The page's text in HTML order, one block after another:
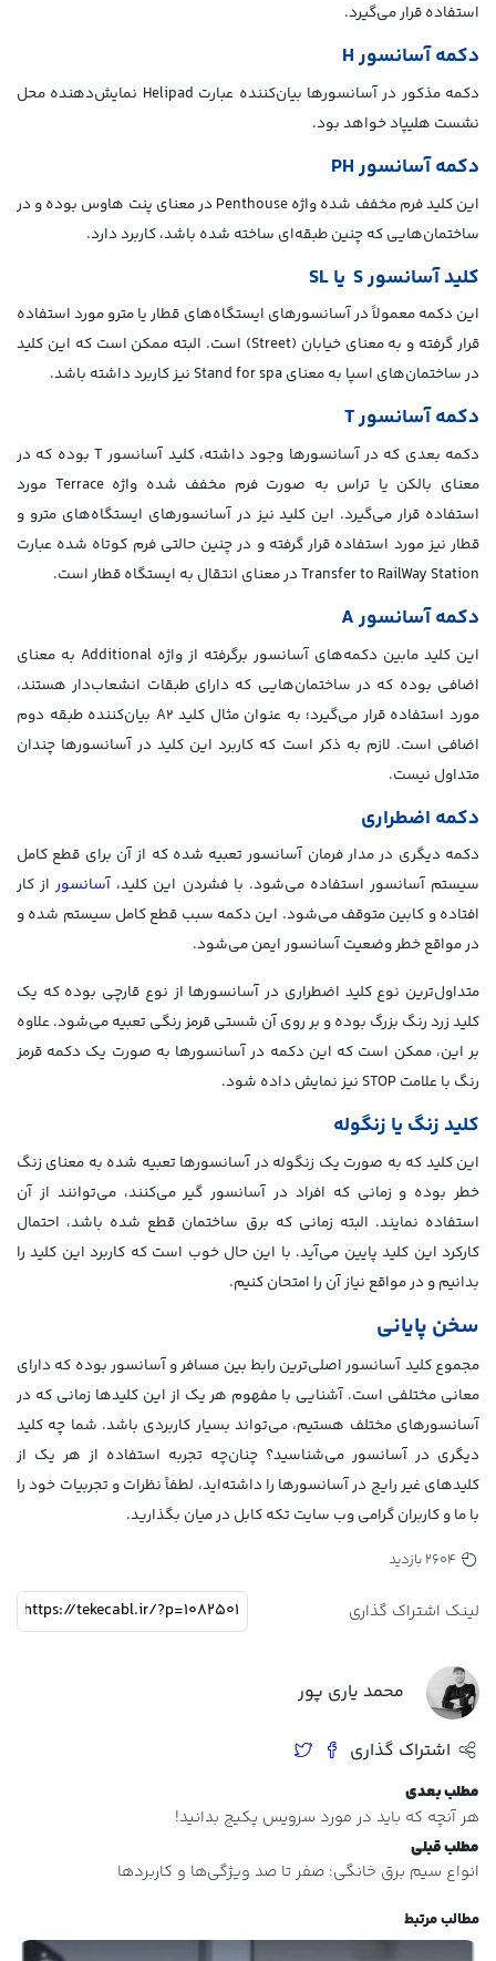
استفاده قرار می‌گیرد.
دکمه آسانسور H
دکمه مذکور در آسانسورها بیان‌کننده عبارت Helipad نمایش‌دهنده محل
نشست هلیپاد خواهد بود.
دکمه آسانسور PH
این کلید فرم مخفف شده واژه Penthouse در معنای پنت هاوس بوده و در
ساختمان‌هایی که چنین طبقه‌ای ساخته شده باشد، کاربرد دارد.
کلید آسانسور S یا SL
این دکمه معمولاً در آسانسورهای ایستگاه‌های قطار یا مترو مورد استفاده
قرار گرفته و به معنای خیابان (Street) است. البته ممکن است که این کلید
در ساختمان‌های اسپا به معنای Stand for spa نیز کاربرد داشته باشد.
دکمه آسانسور T
دکمه بعدی که در آسانسورها وجود داشته، کلید آسانسور T بوده که در
معنای بالکن یا تراس به صورت فرم مخفف شده واژه Terrace مورد
استفاده قرار می‌گیرد. این کلید نیز در آسانسورهای ایستگاه‌های مترو و
قطار نیز مورد استفاده قرار گرفته و در چنین حالتی فرم کوتاه‌ شده عبارت
Transfer to RailWay Station در معنای انتقال به ایستگاه قطار است.
دکمه آسانسور A
این کلید مابین دکمه‌های آسانسور برگرفته از واژه Additional به معنای
اضافی بوده که در ساختمان‌هایی که دارای طبقات انشعاب‌دار هستند،
مورد استفاده قرار می‌گیرد؛ به عنوان مثال کلید A2 بیان‌کننده طبقه دوم
اضافی است. لازم به ذکر است که کاربرد این کلید در آسانسورها چندان
متداول نیست.
دکمه اضطراری
دکمه دیگری در مدار فرمان آسانسور تعبیه شده که از آن برای قطع کامل
سیستم آسانسور استفاده می‌شود. با فشردن این کلید، آسانسوراز کار
افتاده و کابین متوقف می‌شود. این دکمه سبب قطع کامل سیستم شده و
در مواقع خطر وضعیت آسانسور ایمن می‌شود.
متداول‌ترین نوع کلید اضطراری در آسانسورها از نوع قارچی بوده که یک
کلید زرد رنگ بزرگ بوده و بر روی آن شستی قرمز رنگی تعبیه می‌شود. علاوه
بر این، ممکن است که این دکمه در آسانسورها به صورت یک دکمه قرمز
رنگ با علامت STOP نیز نمایش داده شود.
کلید زنگ یا زنگوله
این کلید که به صورت یک زنگوله در آسانسورها تعبیه شده به معنای زنگ
خطر بوده و زمانی که افراد در آسانسور گیر می‌کنند، می‌توانند از آن
استفاده نمایند. البته زمانی که برق ساختمان قطع شده باشد، احتمال
کارکرد این کلید پایین می‌آید. با این حال خوب است که کاربرد این کلید را
بدانیم و در مواقع نیاز آن را امتحان کنیم.
سخن پایانی
مجموع کلید آسانسور اصلی‌ترین رابط بین مسافر و آسانسور بوده که دارای
معانی مختلفی است. آشنایی با مفهوم هر یک از این کلیدها زمانی که در
آسانسورهای مختلف هستیم، می‌تواند بسیار کاربردی باشد. شما چه کلید
دیگری در آسانسور می‌شناسید؟ چنان‌چه تجربه استفاده از هر یک از
کلیدهای غیر رایج در آسانسورها را داشته‌اید، لطفاً نظرات و تجربیات خود را
با ما و کاربران گرامی وب سایت تکه کابل در میان بگذارید.
لینک اشتراک گذاری
محمد یاری پور
اشتراک گذاری
مطلب قبلی
انواع سیم برق خانگی؛ صفر تا صد ویژگی‌ها و کاربردها
مطلب بعدی
هر آنچه که باید در مورد سرویس پکیج بدانید!
مطالب مرتبط